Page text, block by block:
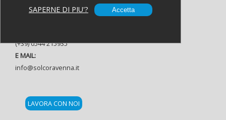
SAPERNE DI PIU'?
Accetta
TELEFONO:
(+39) 0544 215935
E MAIL:
info@solcoravenna.it
LAVORA CON NOI